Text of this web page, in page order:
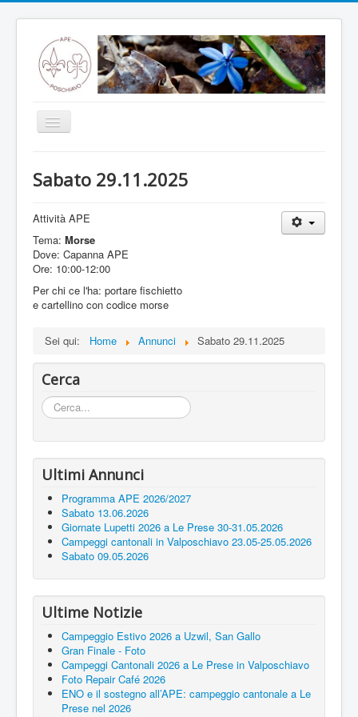
Toggle
Notizie
Annunci
Programma
Storia
Branche
Tags
Contatti
Sabato 29.11.2025
Attività APE
Tema: Morse
Dove: Capanna APE
Ore: 10:00-12:00
Per chi ce l'ha: portare fischietto
e cartellino con codice morse
Sei qui: Home Annunci Sabato 29.11.2025
Cerca
Cerca...
Ultimi Annunci
Programma APE 2026/2027
Sabato 13.06.2026
Giornate Lupetti 2026 a Le Prese 30-31.05.2026
Campeggi cantonali in Valposchiavo 23.05-25.05.2026
Sabato 09.05.2026
Ultime Notizie
Campeggio Estivo 2026 a Uzwil, San Gallo
Gran Finale - Foto
Campeggi Cantonali 2026 a Le Prese in Valposchiavo
Foto Repair Café 2026
ENO e il sostegno all’APE: campeggio cantonale a Le
Prese nel 2026